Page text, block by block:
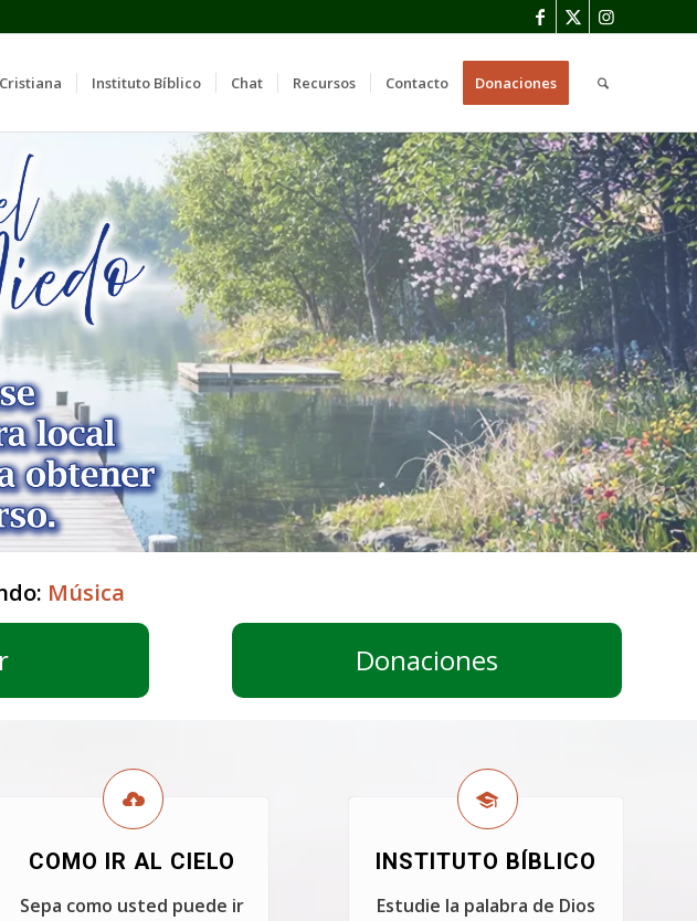
Instituto Bíblico Chat Recursos Contacto Donaciones
Música
Donaciones
COMO IR AL CIELO
Sepa como usted puede ir
INSTITUTO BÍBLICO
Estudie la palabra de Dios